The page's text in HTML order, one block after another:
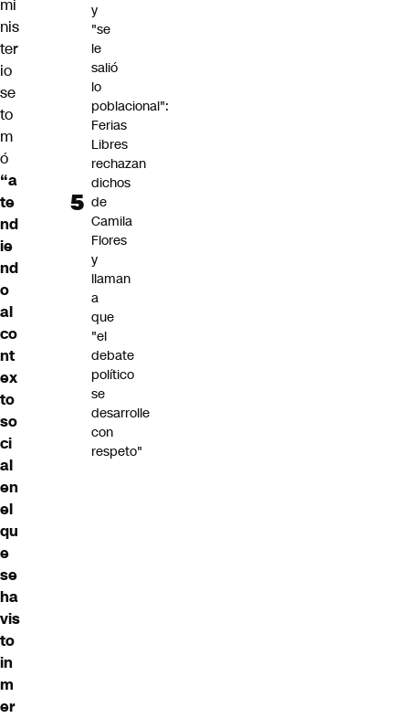
mi
nis
ter
io
se
to
m
ó
“a
te
nd
ie
nd
o
al
co
nt
ex
to
so
ci
al
en
el
qu
e
se
ha
vis
to
in
m
er
y
"se
le
salió
lo
poblacional":
Ferias
Libres
rechazan
dichos
de
Camila
Flores
y
llaman
a
que
"el
debate
político
se
desarrolle
con
respeto"